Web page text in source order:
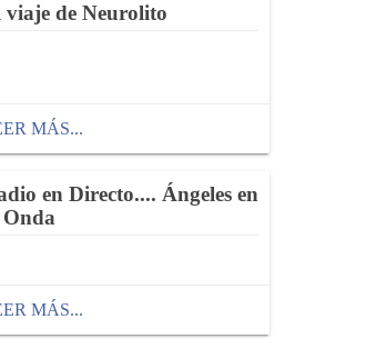
viaje de Neurolito
MÁS...
en Directo.... Ángeles en
MÁS...